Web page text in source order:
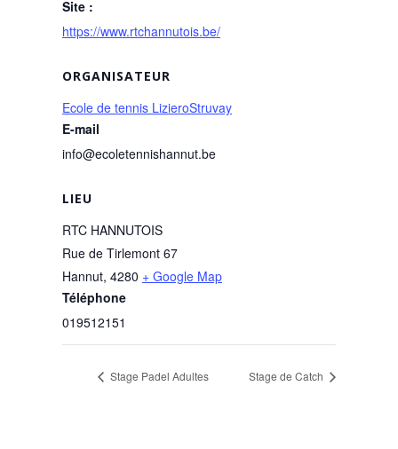
Site :
https://www.rtchannutois.be/
LIEU
RTC HANNUTOIS
Rue de Tirlemont 67
Hannut, 4280 + Google Map
Téléphone
019512151
ORGANISATEUR
Ecole de tennis LizieroStruvay
E-mail
info@ecoletennishannut.be
Stage Padel Adultes Stage de Catch